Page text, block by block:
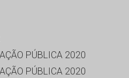
PÚBLICA 2020
PÚBLICA 2020